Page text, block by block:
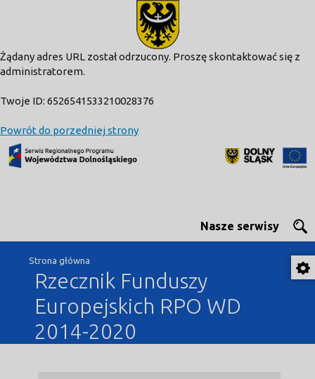
Żądany adres URL został odrzucony. Proszę skontaktować się z
administratorem.
Twoje ID: 6526541533210028376
Powrót do porzedniej strony
Nasze serwisy
Strona główna
Rzecznik Funduszy
Europejskich RPO WD
2014-2020
modal-check